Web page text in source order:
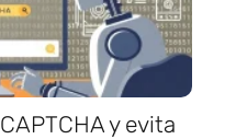
y evita